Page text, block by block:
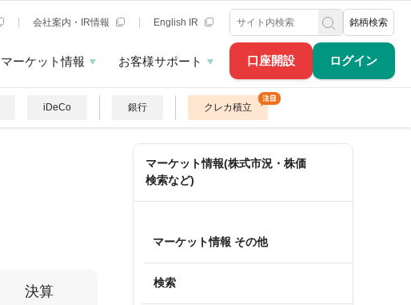
口座開設 ログイン
会社案内・IR情報 English IR 銘柄検索
マーケット情報 お客様サポート
iDeCo 銀行 クレカ積立
決算
マーケット情報(株式市況・株価
検索など)
マーケット情報 その他
検索